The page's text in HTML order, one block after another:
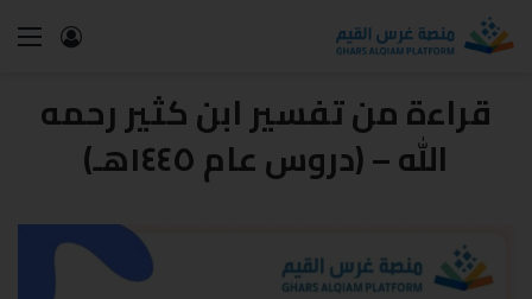
قراءة من تفسير ابن كثير رحمه
الله – (دروس عام ١٤٤٥هـ)